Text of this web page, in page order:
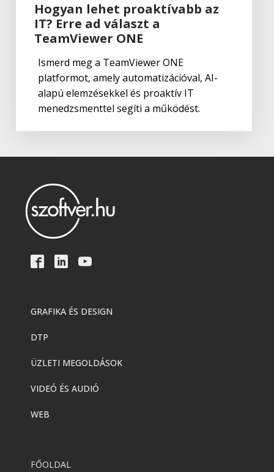
Hogyan lehet proaktívabb az
IT? Erre ad választ a
TeamViewer ONE
Ismerd meg a TeamViewer ONE
platformot, amely automatizációval, AI-
alapú elemzésekkel és proaktív IT
menedzsmenttel segíti a működést.
GRAFIKA ÉS DESIGN
DTP
ÜZLETI MEGOLDÁSOK
VIDEÓ ÉS AUDIÓ
WEB
FŐOLDAL